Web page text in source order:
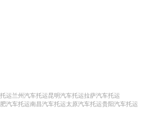
运兰州汽车托运昆明汽车托运拉萨汽车托运
汽车托运南昌汽车托运太原汽车托运贵阳汽车托运